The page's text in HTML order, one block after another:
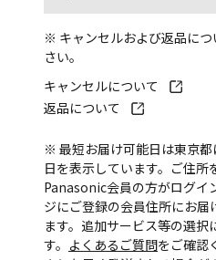
※ キャンセルおよび返品に
さい。
キャンセルについて
返品について
※ 最短お届け可能日は東京
日を表示しています。ご住所
Panasonic会員の方がログイ
ジにご登録の会員住所にお届
ます。追加サービス等の選択
す。 よくあるご質問をご確認